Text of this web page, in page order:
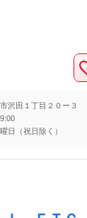
沢田１丁目２０ー３
日（祝日除く）